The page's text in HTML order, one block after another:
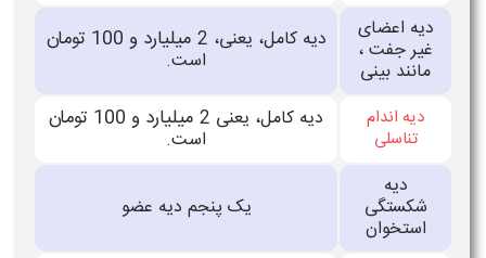
دیه اعضای
غیر جفت ،
مانند بینی
دیه کامل، یعنی، 2 میلیارد و 100 تومان
است.
دیه اندام
تناسلی
دیه کامل، یعنی 2 میلیارد و 100 تومان
است.
دیه
شکستگی
استخوان
یک پنجم دیه عضو